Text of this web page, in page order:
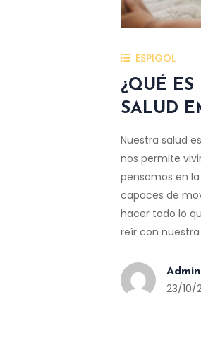
ESPIGOL
¿QUÉ ES
SALUD
Nuestra salud
nos permite
pensamos en
capaces de
hacer todo lo
reír con
Admin
23/10/